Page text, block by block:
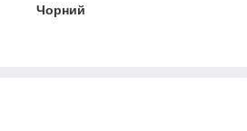
Чорний